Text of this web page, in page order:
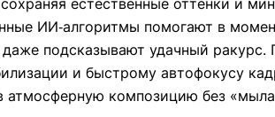
естественные оттенки и
ИИ‑алгоритмы помогают в
подсказывают удачный
и быстрому автофокусу
атмосферную композицию без